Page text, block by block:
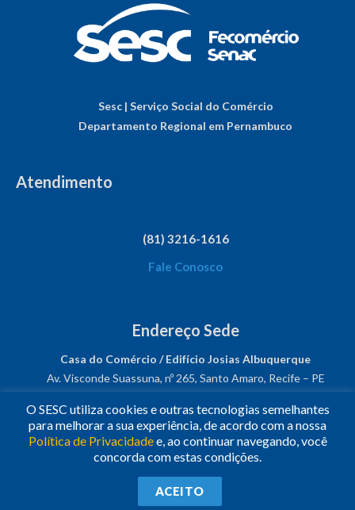
Sesc | Serviço Social do Comércio
Departamento Regional em Pernambuco
Atendimento
(81) 3216-1616
Fale Conosco
Endereço Sede
Casa do Comércio / Edifício Josias Albuquerque
Av. Visconde Suassuna, nº 265, Santo Amaro, Recife – PE
CNPJ: 03.482.931/0001-61
Siga-nos!
Todos os Direitos Reservados.
Nacional
O SESC utiliza cookies e outras tecnologias semelhantes
para melhorar a sua experiência, de acordo com a nossa
Política de Privacidadee, ao continuar navegando, você
concorda com estas condições.
ACEITO